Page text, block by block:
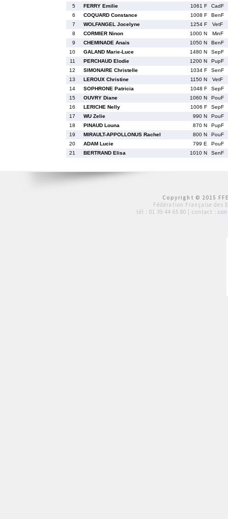
5
FERRY Emilie 1061 F
CadF
6
COQUARD Constance 1008 F
BenF
7
WOLFANGEL Jocelyne 1254 F
VetF
8
CORMIER Ninon 1000 N
MinF
9
CHEMINADE Anais 1050 N
BenF
10
GALAND Marie-Luce 1480 N
SepF
11
PERCHAUD Elodie 1200 N
PupF
12
SIMONAIRE Christelle 1034 F
SenF
13
LEROUX Christine 1150 N
VetF
14
SOPHRONE Patricia 1048 F
SepF
15
OUVRY Diane 1060 N
PouF
16
LERICHE Nelly 1006 F
SepF
17
WU Zelie 990 N
PouF
18
PINAUD Louna 870 N
PupF
19
MIRAULT-APPOLLONUS Rachel 800 N
PouF
20
ADAM Lucie 799 E
PouF
21
BERTRAND Elisa 1010 N SenF
Copyright © 2015
Fédération Française des
tél : 01 39 44 65 80 | contact :